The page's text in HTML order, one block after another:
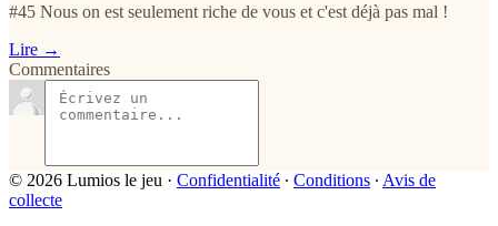
#45 Nous on est seulement riche de vous et c'est déjà pas mal !
Lire →
Commentaires
© 2026 Lumios le jeu · Confidentialité ∙ Conditions ∙ Avis de
collecte